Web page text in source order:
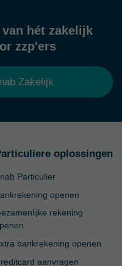
hét zakelijk
zzp'ers
Zakelijk
oplossingen
Particulier
openen
rekening
bankrekening openen
aanvragen